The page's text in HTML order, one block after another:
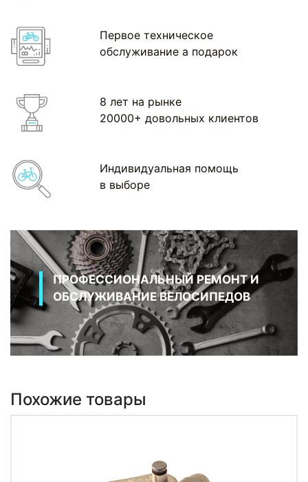
Первое техническое
обслуживание а подарок
8 лет на рынке
20000+ довольных клиентов
Индивидуальная помощь
в выборе
ПРОФЕССИОНАЛЬНЫЙ РЕМОНТ И
ОБСЛУЖИВАНИЕ ВЕЛОСИПЕДОВ
Похожие товары